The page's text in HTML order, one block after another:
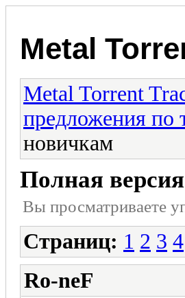
Metal
Metal Torrent
предложения по
новичкам
Полная
Вы просматриваете
Страниц: 1 2 3 4
Ro-neF